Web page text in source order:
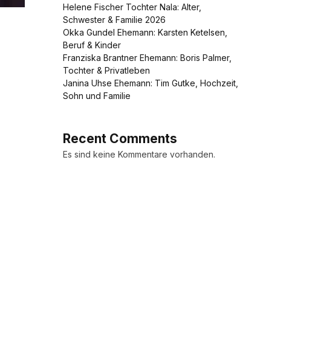
Helene Fischer Tochter Nala: Alter,
Schwester & Familie 2026
Okka Gundel Ehemann: Karsten Ketelsen,
Beruf & Kinder
Franziska Brantner Ehemann: Boris Palmer,
Tochter & Privatleben
Janina Uhse Ehemann: Tim Gutke, Hochzeit,
Sohn und Familie
Recent Comments
Es sind keine Kommentare vorhanden.